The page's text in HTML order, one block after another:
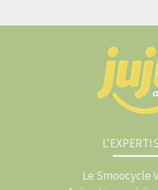
Le Smoocycle